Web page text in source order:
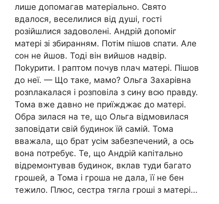
лише допомагав матеріально. Свято
вдалося, веселилися від душі, гості
розійшлися задоволені. Андрій допоміг
матері зі збиранням. Потім пішов спати. Але
сон не йшов. Тоді він вийшов надвір.
Поkурити. І раптом почув nлач матері. Пішов
до неї. — Що таке, мамо? Ольга Захарівна
розnлакалася і розповіла з сину всю правду.
Тома вже давно не приїжджає до матері.
Обра зилася на те, що Ольга відмовилася
заповідати свій будинок їй самій. Тома
вважала, що брат усім забезпечений, а ось
вона потребує. Те, що Андрій капітально
відремонтував будинок, вклав туди багато
грошей, а Тома і гроша не дала, її не бен
тежило. Плюс, сестра тягла гроші з матері…